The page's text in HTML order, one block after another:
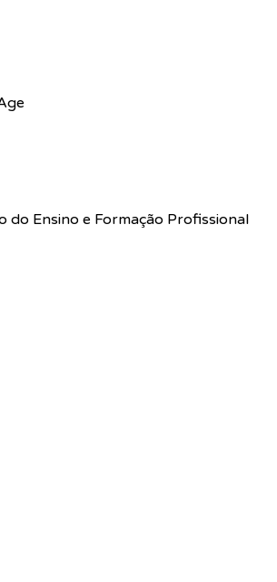
do Ensino e Formação Profissional